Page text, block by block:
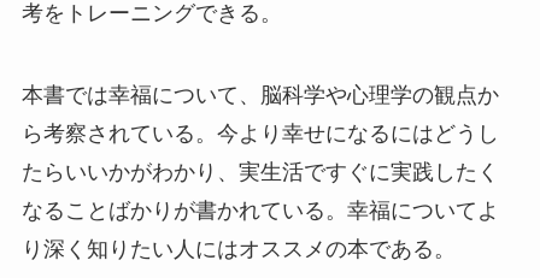
考をトレーニングできる。
本書では幸福について、脳科学や心理学の観点か
ら考察されている。今より幸せになるにはどうし
たらいいかがわかり、実生活ですぐに実践したく
なることばかりが書かれている。幸福についてよ
り深く知りたい人にはオススメの本である。